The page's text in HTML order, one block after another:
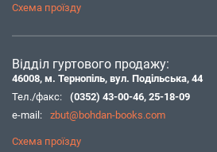
Схема проїзду
Відділ гуртового продажу:
46008, м. Тернопіль, вул. Подільська, 44
Тел./факс:
(0352) 43-00-46, 25-18-09
e-mail:
zbut@bohdan-books.com
Схема проїзду